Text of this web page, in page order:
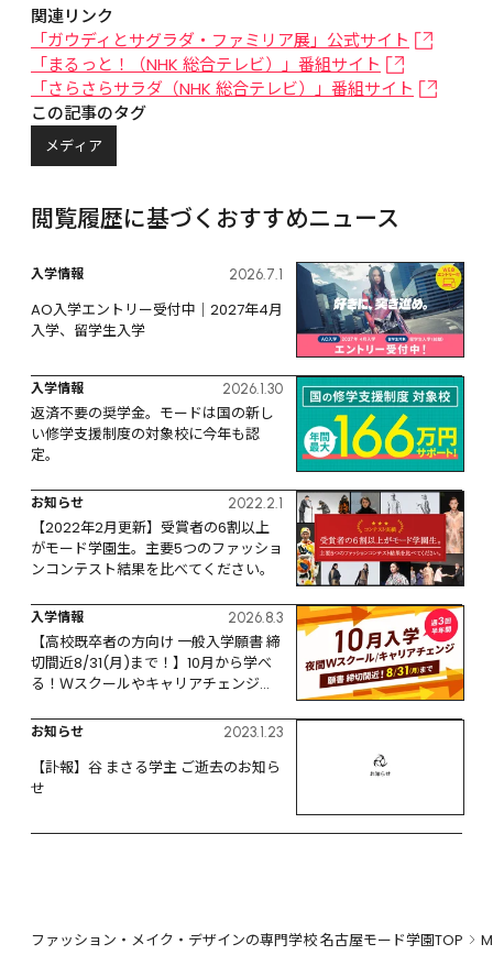
関連リンク
「ガウディとサグラダ・ファミリア展」公式サイト
「まるっと！（NHK 総合テレビ）」番組サイト
「さらさらサラダ（NHK 総合テレビ）」番組サイト
この記事のタグ
メディア
閲覧履歴に基づくおすすめニュース
入学情報 2026.7.1
AO入学エントリー受付中｜2027年4月
入学、留学生入学
入学情報 2026.1.30
返済不要の奨学金。モードは国の新し
い修学支援制度の対象校に今年も認
定。
お知らせ 2022.2.1
【2022年2月更新】受賞者の6割以上
がモード学園生。主要5つのファッショ
ンコンテスト結果を比べてください。
入学情報 2026.8.3
【高校既卒者の方向け 一般入学願書 締
切間近8/31(月)まで！】10月から学べ
る！Ｗスクールやキャリアチェンジな
お知らせ 2023.1.23
【訃報】谷 まさる学主 ご逝去のお知ら
せ
ファッション・メイク・デザインの専門学校 名古屋モード学園TOP